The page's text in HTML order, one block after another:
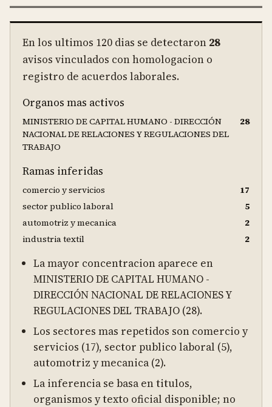
En los ultimos 120 dias se detectaron 28
avisos vinculados con homologacion o
registro de acuerdos laborales.
Organos mas activos
MINISTERIO DE CAPITAL HUMANO - DIRECCIÓN
NACIONAL DE RELACIONES Y REGULACIONES DEL
TRABAJO
28
Ramas inferidas
comercio y servicios
17
sector publico laboral
5
automotriz y mecanica
2
industria textil
2
La mayor concentracion aparece en
MINISTERIO DE CAPITAL HUMANO -
DIRECCIÓN NACIONAL DE RELACIONES Y
REGULACIONES DEL TRABAJO (28).
Los sectores mas repetidos son comercio y
servicios (17), sector publico laboral (5),
automotriz y mecanica (2).
La inferencia se basa en titulos,
organismos y texto oficial disponible; no